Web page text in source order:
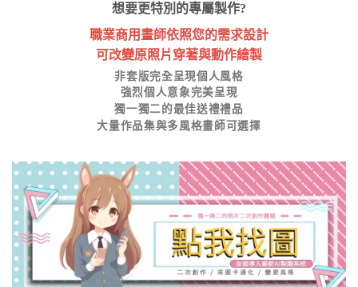
想要更特別的專屬製作?
職業商用畫師依照您的需求設計
可改變原照片穿著與動作繪製
非套版完全呈現個人風格
強烈個人意象完美呈現
獨一獨二的最佳送禮禮品
大量作品集與多風格畫師可選擇